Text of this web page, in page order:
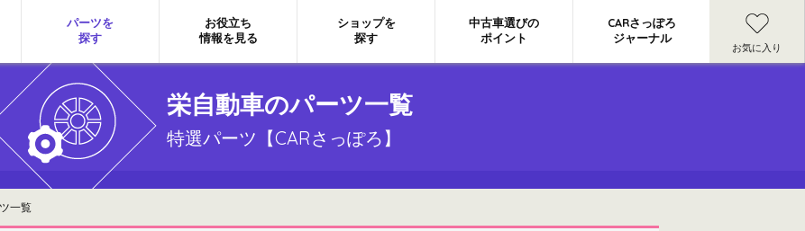
パーツを
探す
お役立ち
情報を見る
ショップを
探す
中古車選びの
ポイント
CARさっぽろ
ジャーナル
お気に入り
栄自動車のパーツ一覧
特選パーツ【CARさっぽろ】
一覧